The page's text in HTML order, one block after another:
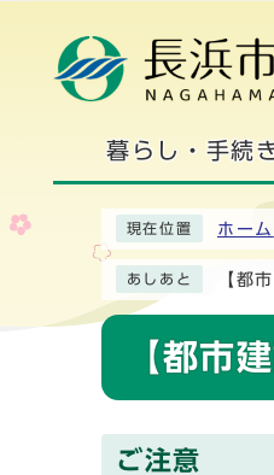
暮らし・手続
現在位置 ホーム
あしあと 【都
【都市
ご注意